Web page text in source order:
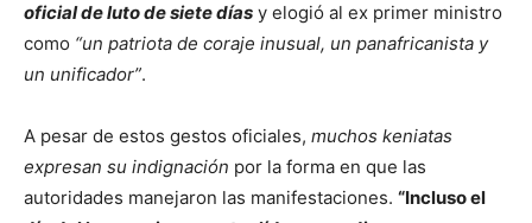
oficial de luto de siete días y elogió al ex primer ministro
como “un patriota de coraje inusual, un panafricanista y
un unificador”.
A pesar de estos gestos oficiales, muchos keniatas
expresan su indignación por la forma en que las
autoridades manejaron las manifestaciones. “Incluso el